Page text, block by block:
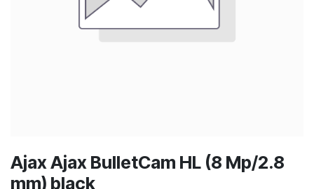
Ajax Ajax BulletCam HL (8 Mp/2.8
mm) black